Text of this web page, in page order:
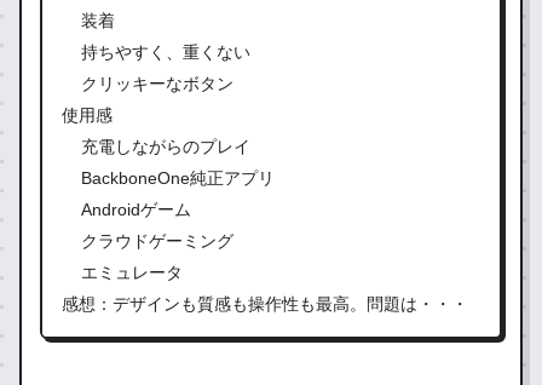
装着
持ちやすく、重くない
クリッキーなボタン
使用感
充電しながらのプレイ
BackboneOne純正アプリ
Androidゲーム
クラウドゲーミング
エミュレータ
感想：デザインも質感も操作性も最高。問題は・・・